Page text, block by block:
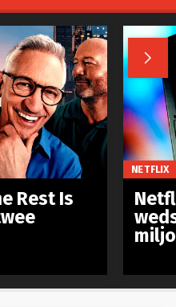

Rest Is
NETFLIX